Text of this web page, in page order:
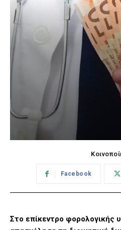
Facebook
Στο επίκεντρο φορολογικής